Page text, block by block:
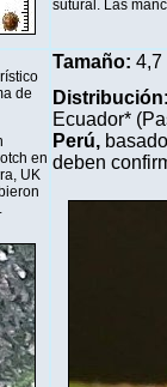
sutural. Las
de
en
UK
Tamaño: 4,7
Distribución
Ecuador*
Perú,
deben